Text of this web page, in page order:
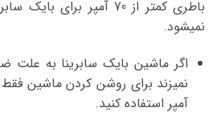
باطری کمتر از 70 آمپر
نمیشود.
اگر ماشین بایک سابرینا به
نمیزند برای روشن کردن ماشین
آمپر استفاده کنید.